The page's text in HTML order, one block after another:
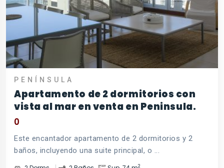
PENÍNSULA
Apartamento de 2 dormitorios con
vista al mar en venta en Peninsula.
0
Este encantador apartamento de 2 dormitorios y 2
baños, incluyendo una suite principal, o ...
2